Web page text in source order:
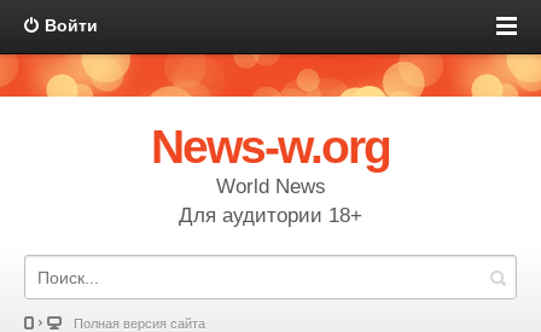
Войти
News-w.org
World News
Для аудитории 18+
Полная версия сайта